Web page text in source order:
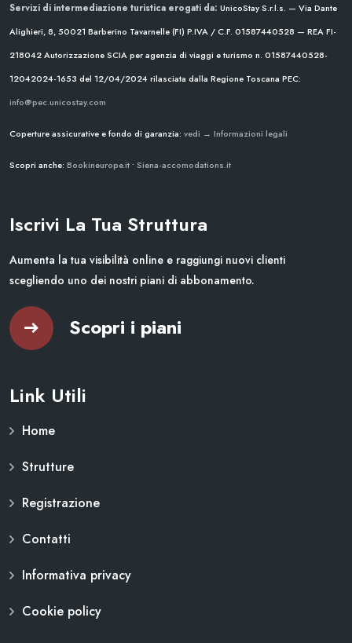
Servizi di intermediazione turistica erogati da: UnicoStay S.r.l.s. — Via Dante
Alighieri, 8, 50021 Barberino Tavarnelle (FI) P.IVA / C.F. 01587440528 — REA FI-
218042Autorizzazione SCIA per agenzia di viaggi e turismo n. 01587440528-
12042024-1653 del 12/04/2024rilasciata dalla Regione Toscana PEC:
info@pec.unicostay.com
Coperture assicurative e fondo di garanzia: vedi → Informazioni legali
Scopri anche: Bookineurope.it • Siena-accomodations.it
Iscrivi La Tua Struttura
Aumenta la tua visibilità online e raggiungi nuovi clienti
scegliendo uno dei nostri piani di abbonamento.
Scopri i piani
Link Utili
Home
Strutture
Registrazione
Contatti
Informativa privacy
Cookie policy